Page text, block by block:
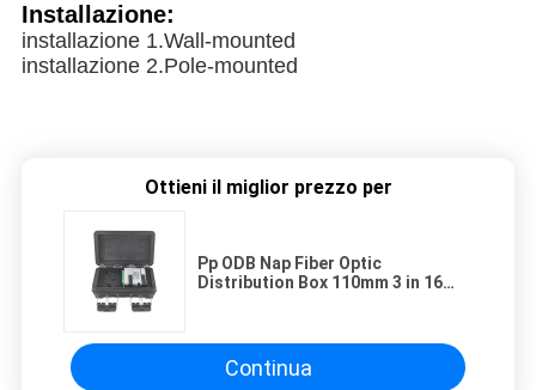
Installazione:
installazione 1.Wall-mounted
installazione 2.Pole-mounted
Ottieni il miglior prezzo per
Pp ODB Nap Fiber Optic
Distribution Box 110mm 3 in 16
Continua